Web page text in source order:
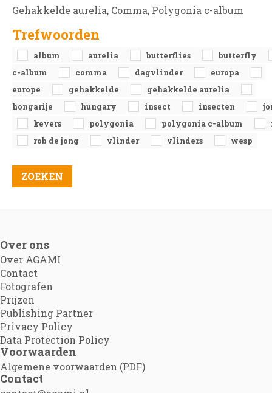
Gehakkelde aurelia, Comma, Polygonia c-album
Trefwoorden
album aurelia butterflies
butterfly
c-album
comma dagvlinder
europa
europe
gehakkelde
gehakkelde aurelia
hongarije
hungary insect insecten
kevers
polygonia polygonia c-album
rob de jong
vlinder vlinders wesp
Over ons
Over AGAMI
Contact
Fotografen
Prijzen
Publishing Partner
Privacy Policy
Data Protection Policy
Voorwaarden
Algemene voorwaarden (PDF)
Contact